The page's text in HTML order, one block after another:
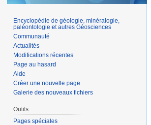
Encyclopédie de géologie, minéralogie,
paléontologie et autres Géosciences
Communauté
Actualités
Modifications récentes
Page au hasard
Aide
Créer une nouvelle page
Galerie des nouveaux fichiers
Outils
Pages spéciales